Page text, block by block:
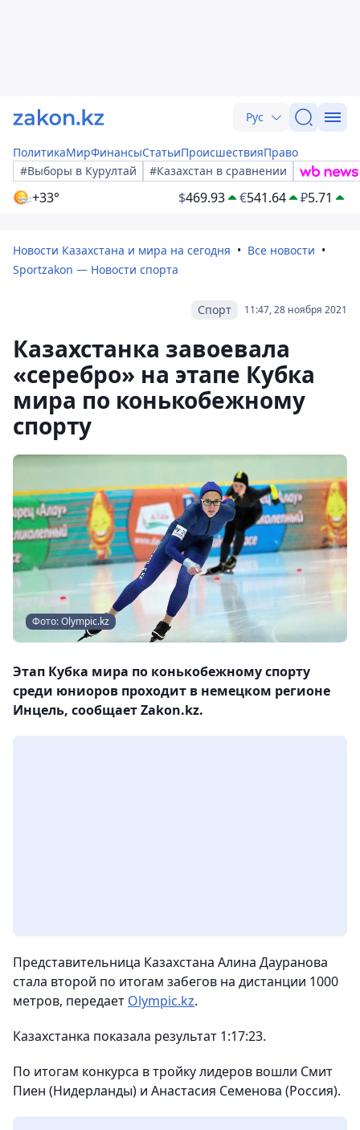
Рус
ПолитикаМирФинансыСтатьиПроисшествияПраво
#Выборы в Курултай
#Казахстан в сравнении
+33° $469.93 €541.64 ₽5.71
Новости Казахстана и мира на сегодня
Все новости
Sportzakon — Новости спорта
11:47, 28 ноября 2021
Спорт
Казахстанка завоевала
«серебро» на этапе Кубка
мира по конькобежному
спорту
Фото: Olympic.kz
Этап Кубка мира по конькобежному спорту
среди юниоров проходит в немецком регионе
Инцель, сообщает Zakon.kz.
Представительница Казахстана Алина Дауранова
стала второй по итогам забегов на дистанции 1000
метров, передает Olympic.kz.
Казахстанка показала результат 1:17:23.
По итогам конкурса в тройку лидеров вошли Смит
Пиен (Нидерланды) и Анастасия Семенова (Россия).